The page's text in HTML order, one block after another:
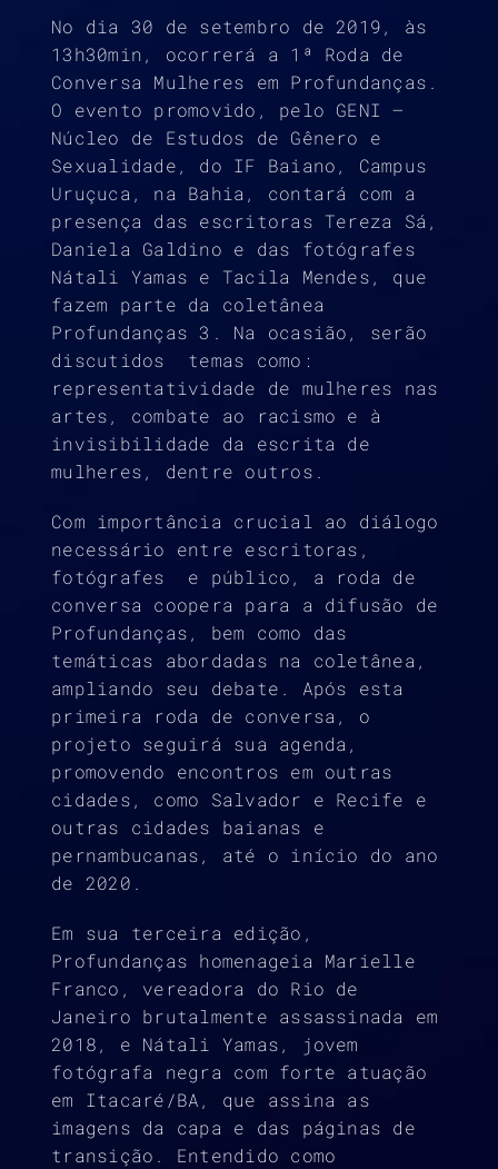
No dia 30 de setembro de 2019, às
13h30min, ocorrerá a 1ª Roda de
Conversa Mulheres em Profundanças.
O evento promovido, pelo GENI –
Núcleo de Estudos de Gênero e
Sexualidade, do IF Baiano, Campus
Uruçuca, na Bahia, contará com a
presença das escritoras Tereza Sá,
Daniela Galdino e das fotógrafes
Nátali Yamas e Tacila Mendes, que
fazem parte da coletânea
Profundanças 3. Na ocasião, serão
discutidos temas como:
representatividade de mulheres nas
artes, combate ao racismo e à
invisibilidade da escrita de
mulheres, dentre outros.
Com importância crucial ao diálogo
necessário entre escritoras,
fotógrafes e público, a roda de
conversa coopera para a difusão de
Profundanças, bem como das
temáticas abordadas na coletânea,
ampliando seu debate. Após esta
primeira roda de conversa, o
projeto seguirá sua agenda,
promovendo encontros em outras
cidades, como Salvador e Recife e
outras cidades baianas e
pernambucanas, até o início do ano
de 2020.
Em sua terceira edição,
Profundanças homenageia Marielle
Franco, vereadora do Rio de
Janeiro brutalmente assassinada em
2018, e Nátali Yamas, jovem
fotógrafa negra com forte atuação
em Itacaré/BA, que assina as
imagens da capa e das páginas de
transição. Entendido como